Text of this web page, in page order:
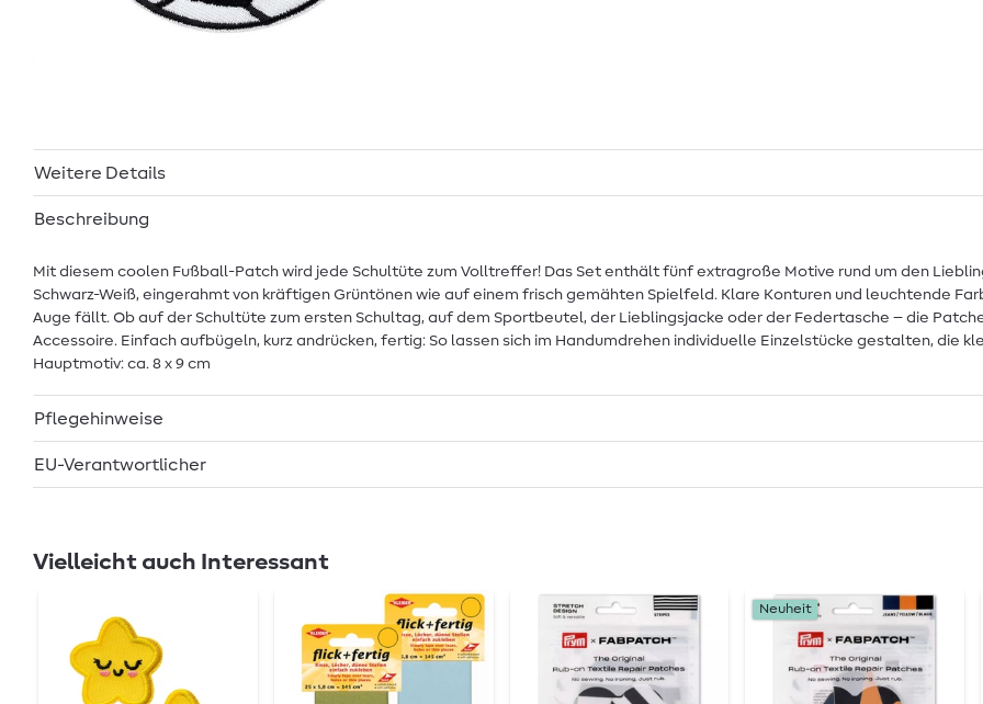
Weitere Details
Beschreibung
Mit diesem coolen Fußball-Patch wird jede Schultüte zum Volltreffer! Das Set enthält fünf extragroße Motive rund um den
Schwarz-Weiß, eingerahmt von kräftigen Grüntönen wie auf einem frisch gemähten Spielfeld. Klare Konturen und leuchtende
Auge fällt. Ob auf der Schultüte zum ersten Schultag, auf dem Sportbeutel, der Lieblingsjacke oder der Federtasche – die
Accessoire. Einfach aufbügeln, kurz andrücken, fertig: So lassen sich im Handumdrehen individuelle Einzelstücke gestalten, die
Hauptmotiv: ca. 8 x 9 cm
Pflegehinweise
EU-Verantwortlicher
Vielleicht auch Interessant
Neuheit